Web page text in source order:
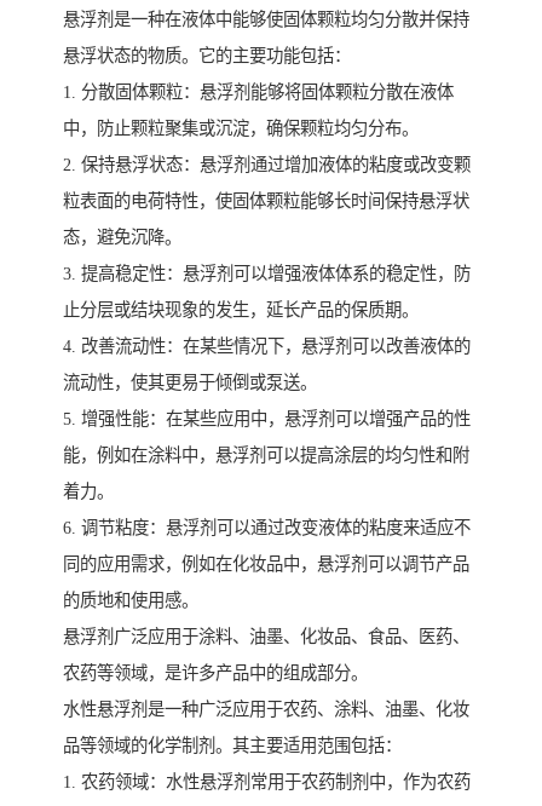
悬浮剂是一种在液体中能够使固体颗粒均匀分散并保持
悬浮状态的物质。它的主要功能包括：
1. 分散固体颗粒：悬浮剂能够将固体颗粒分散在液体
中，防止颗粒聚集或沉淀，确保颗粒均匀分布。
2. 保持悬浮状态：悬浮剂通过增加液体的粘度或改变颗
粒表面的电荷特性，使固体颗粒能够长时间保持悬浮状
态，避免沉降。
3. 提高稳定性：悬浮剂可以增强液体体系的稳定性，防
止分层或结块现象的发生，延长产品的保质期。
4. 改善流动性：在某些情况下，悬浮剂可以改善液体的
流动性，使其更易于倾倒或泵送。
5. 增强性能：在某些应用中，悬浮剂可以增强产品的性
能，例如在涂料中，悬浮剂可以提高涂层的均匀性和附
着力。
6. 调节粘度：悬浮剂可以通过改变液体的粘度来适应不
同的应用需求，例如在化妆品中，悬浮剂可以调节产品
的质地和使用感。
悬浮剂广泛应用于涂料、油墨、化妆品、食品、医药、
农药等领域，是许多产品中的组成部分。
水性悬浮剂是一种广泛应用于农药、涂料、油墨、化妆
品等领域的化学制剂。其主要适用范围包括：
1. 农药领域：水性悬浮剂常用于农药制剂中，作为农药